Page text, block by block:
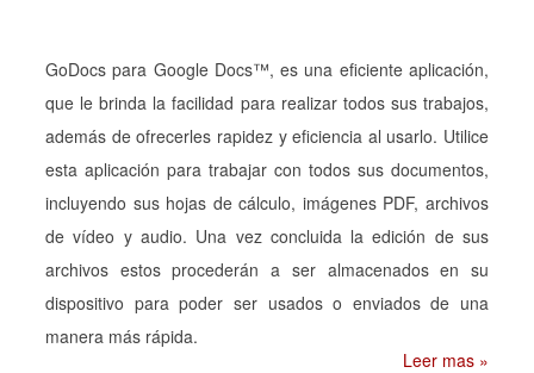
GoDocs para Google Docs™, es una eficiente aplicación,
que le brinda la facilidad para realizar todos sus trabajos,
además de ofrecerles rapidez y eficiencia al usarlo. Utilice
esta aplicación para trabajar con todos sus documentos,
incluyendo sus hojas de cálculo, imágenes PDF, archivos
de vídeo y audio. Una vez concluida la edición de sus
archivos estos procederán a ser almacenados en su
dispositivo para poder ser usados o enviados de una
manera más rápida.
Leer mas »